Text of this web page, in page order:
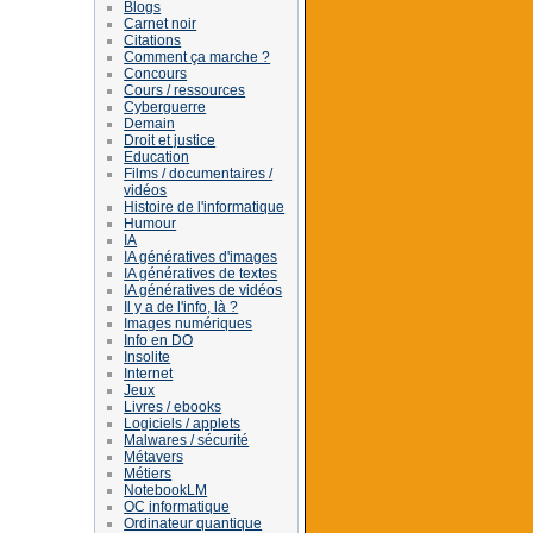
Blogs
Carnet noir
Citations
Comment ça marche ?
Concours
Cours / ressources
Cyberguerre
Demain
Droit et justice
Education
Films / documentaires /
vidéos
Histoire de l'informatique
Humour
IA
IA génératives d'images
IA génératives de textes
IA génératives de vidéos
Il y a de l'info, là ?
Images numériques
Info en DO
Insolite
Internet
Jeux
Livres / ebooks
Logiciels / applets
Malwares / sécurité
Métavers
Métiers
NotebookLM
OC informatique
Ordinateur quantique